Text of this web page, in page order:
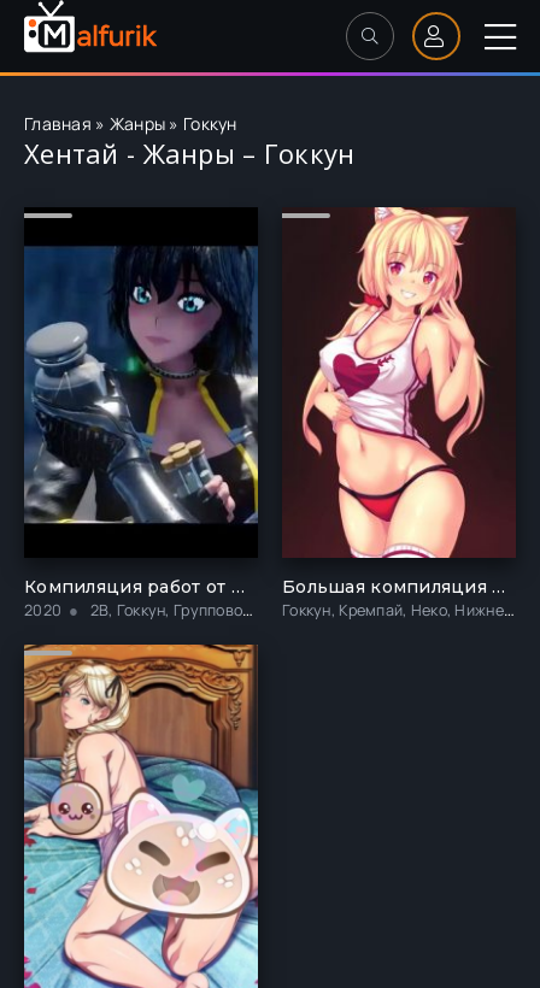
Главная » Жанры » Гоккун
Хентай - Жанры – Гоккун
Компиляция работ от Nyakumi
2020 2B, Гоккун, Групповой секс, Кремпай, Публичное, Униформа, Футанари, Хентай
Большая компиляция ALITA99G
Гоккун, Кремпай, Неко, Нижнее бельё, Суккубы, Темнокожие, Хентай, Чулки